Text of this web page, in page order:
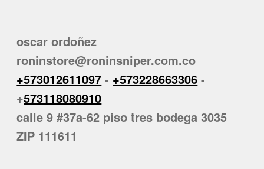
oscar ordoñez
roninstore@roninsniper.com.co
+573012611097 - +573228663306 -
+573118080910
calle 9 #37a-62 piso tres bodega 3035
ZIP 111611